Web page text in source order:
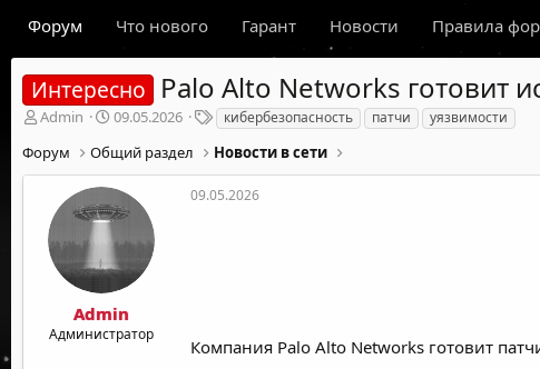
Форум Что нового Гарант Новости Правила
Интересно Palo Alto Networks готовит
А
т
о
м
Admin
Д
т
а
н
а
а
л
а
09.05.2026
Т
е
г
и
кибербезопасность патчи уязвимости
Форум Общий раздел Новости в сети
Admin
Администратор
09.05.2026
Компания Palo Alto Networks готовит